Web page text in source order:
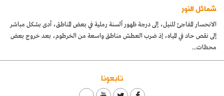
شمائل النور
الانحسار المفاجئ للنيل، إلى درجة ظهور ألسنة رملية في بعض المناطق، أدى بشكل مباشر
إلى نقص حاد في المياه، إذ ضرب العطش مناطق واسعة من الخرطوم، بعد خروج بعض
محطات...
تابعونا